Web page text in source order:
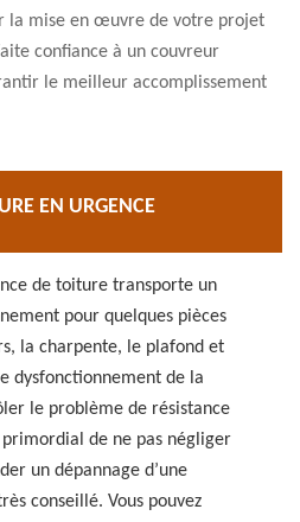
la mise en œuvre de votre projet
confiance à un couvreur
le meilleur accomplissement
EN URGENCE
de toiture transporte un
pour quelques pièces
la charpente, le plafond et
dysfonctionnement de la
le problème de résistance
de ne pas négliger
un dépannage d’une
conseillé. Vous pouvez